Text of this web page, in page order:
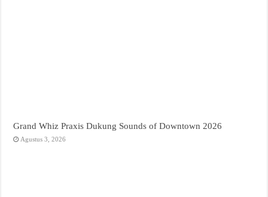
Grand Whiz Praxis Dukung Sounds of Downtown 2026
Agustus 3, 2026